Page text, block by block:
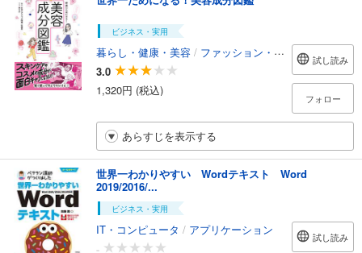
ビジネス・実用
暮らし・健康・美容 / ファッション・美容
3.0
1,320円 (税込)
試し読み
フォロー
あらすじを表示する
世界一わかりやすい Wordテキスト Word
2019/2016/...
ビジネス・実用
IT・コンピュータ / アプリケーション
-
試し読み